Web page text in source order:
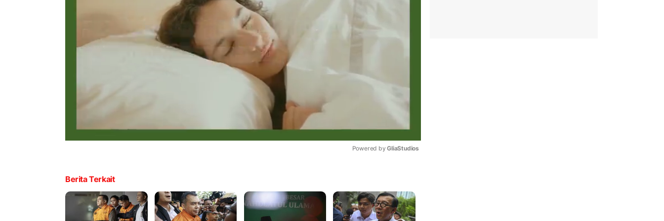
Powered by GliaStudios
Berita Terkait